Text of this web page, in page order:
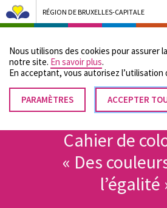
Nous utilisons des cookies pour assurer
notre site. En savoir plus.
En acceptant, vous autorisez lʼutilisation
PARAMÈTRES ACCEPTER
RETIRER
LE
RÉGION DE BRUXELLES-CAPITALE
Bruxelles Pouvoirs Locaux - Aller à
Fil
d'Ariane
Accueil
Cahier de
« Des
l’égalité